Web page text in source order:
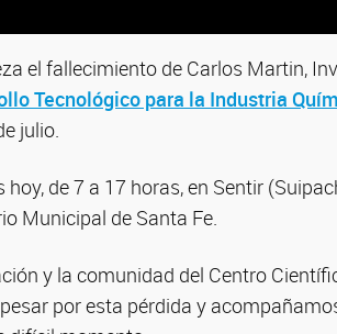
el fallecimiento de Carlos Martin,
Tecnológico para la Industria
julio.
hoy, de 7 a 17 horas, en Sentir
Municipal de Santa Fe.
y la comunidad del Centro
por esta pérdida y